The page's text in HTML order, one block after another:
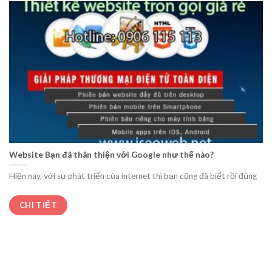
Website Bạn đã thân thiện với Google như thế nào?
Hiện nay, với sự phát triển của internet thì bạn cũng đã biết rồi đúng
CHI TIẾT